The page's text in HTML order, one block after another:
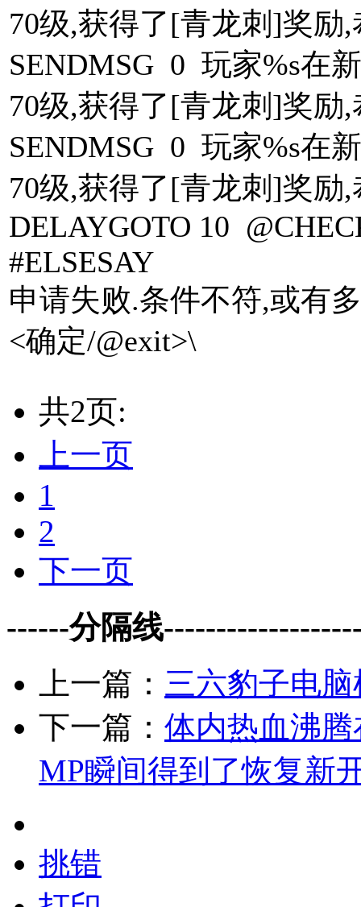
70级,获得了[青龙刺]奖励
SENDMSG 0 玩家%s在
70级,获得了[青龙刺]奖励
SENDMSG 0 玩家%s在
70级,获得了[青龙刺]奖励
DELAYGOTO 10
#ELSESAY
申请失败.条件不符,或有
<确定/@exit>\
共2页:
上一页
1
2
下一页
------分隔线
上一篇： 三六豹子电
下一篇： 体内热血沸
MP瞬间得到了恢复新
挑错